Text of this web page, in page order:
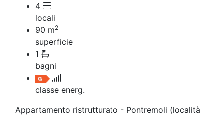
4
locali
90 m2
superficie
1
bagni
classe energ.
Appartamento ristrutturato - Pontremoli (località